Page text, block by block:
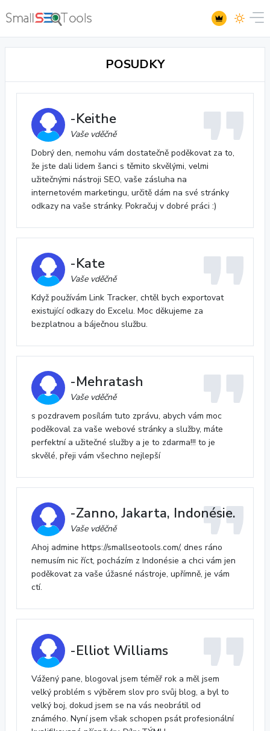
POSUDKY
-Keithe
Vaše vděčně
Dobrý den, nemohu vám dostatečně poděkovat za to,
že jste dali lidem šanci s těmito skvělými, velmi
užitečnými nástroji SEO, vaše zásluha na
internetovém marketingu, určitě dám na své stránky
odkazy na vaše stránky. Pokračuj v dobré práci :)
-Kate
Vaše vděčně
Když používám Link Tracker, chtěl bych exportovat
existující odkazy do Excelu. Moc děkujeme za
bezplatnou a báječnou službu.
-Mehratash
Vaše vděčně
s pozdravem posílám tuto zprávu, abych vám moc
poděkoval za vaše webové stránky a služby, máte
perfektní a užitečné služby a je to zdarma!!! to je
skvělé, přeji vám všechno nejlepší
-Zanno, Jakarta, Indonésie.
Vaše vděčně
Ahoj admine https://smallseotools.com/, dnes ráno
nemusím nic říct, pocházím z Indonésie a chci vám jen
poděkovat za vaše úžasné nástroje, upřímně, je vám
ctí.
-Elliot Williams
Vážený pane, blogoval jsem téměř rok a měl jsem
velký problém s výběrem slov pro svůj blog, a byl to
velký boj, dokud jsem se na vás neobrátil od
známého. Nyní jsem však schopen psát profesionální